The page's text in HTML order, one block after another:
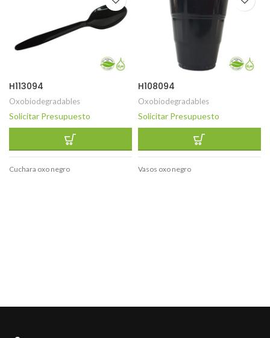
H113094
Oxobiodegradables
Solicitar Presupuesto
Cuchara oxo negro
H108094
Oxobiodegradables
Solicitar Presupuesto
Vasos oxo negro